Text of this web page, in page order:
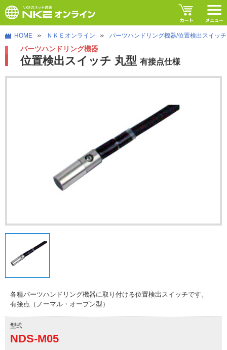
HOME ＮＫＥオンライン パーツハンドリング機器/位置検出スイッチ
パーツハンドリング機器
位置検出スイッチ 丸型 有接点仕様
各種パーツハンドリング機器に取り付ける位置検出スイッチです。
有接点（ノーマル・オープン型）
型式
NDS-M05